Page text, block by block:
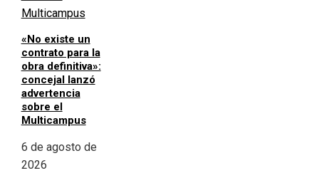
«No existe un
contrato para la
obra definitiva»:
concejal lanzó
advertencia
sobre el
Multicampus
6 de agosto de
2026